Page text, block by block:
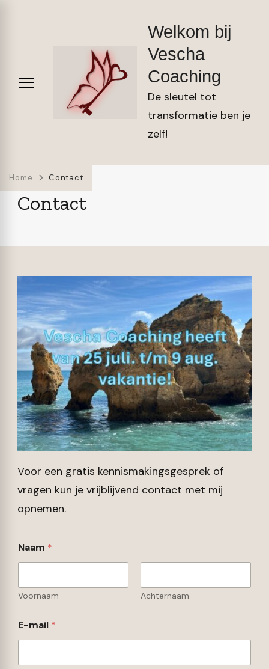
Welkom bij
Vescha
Coaching
De sleutel tot
transformatie ben je
zelf!
Home Contact
Contact
Voor een gratis kennismakingsgesprek of
vragen kun je vrijblijvend contact met mij
opnemen.
Naam *
Voornaam Achternaam
f
E
m
E-mail *